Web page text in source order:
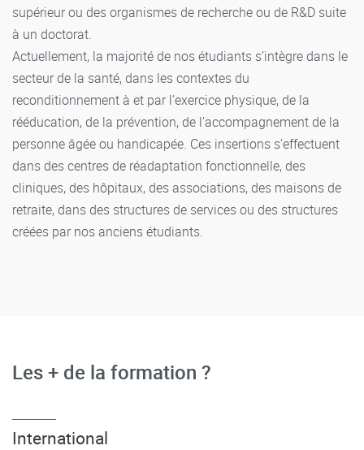
supérieur ou des organismes de recherche ou de R&D suite
à un doctorat.
Actuellement, la majorité de nos étudiants s’intègre dans le
secteur de la santé, dans les contextes du
reconditionnement à et par l’exercice physique, de la
rééducation, de la prévention, de l’accompagnement de la
personne âgée ou handicapée. Ces insertions s’effectuent
dans des centres de réadaptation fonctionnelle, des
cliniques, des hôpitaux, des associations, des maisons de
retraite, dans des structures de services ou des structures
créées par nos anciens étudiants.
Les + de la formation ?
International